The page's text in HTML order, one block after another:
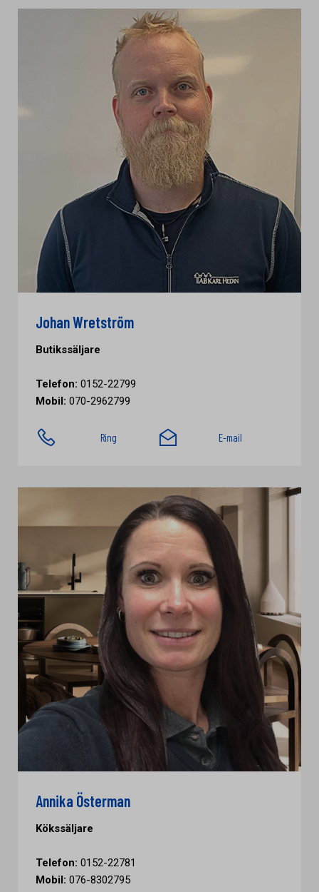
Johan Wretström
Butikssäljare
Telefon: 0152-22799
Mobil: 070-2962799
Ring E-mail
Annika Österman
Kökssäljare
Telefon: 0152-22781
Mobil: 076-8302795